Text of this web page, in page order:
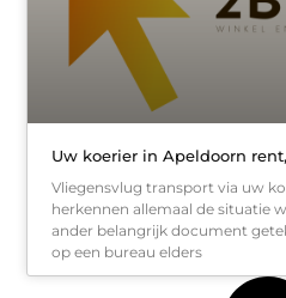
Uw koerier in Apeldoorn
Vliegensvlug transport via uw
herkennen allemaal de situatie
ander belangrijk document
op een bureau elders